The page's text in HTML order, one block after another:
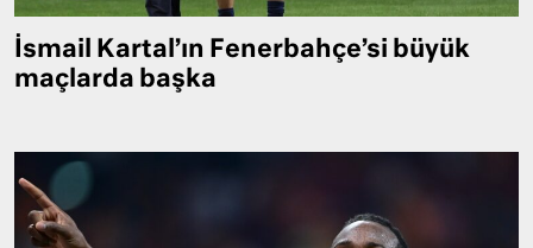
İsmail Kartal’ın Fenerbahçe’si büyük
maçlarda başka